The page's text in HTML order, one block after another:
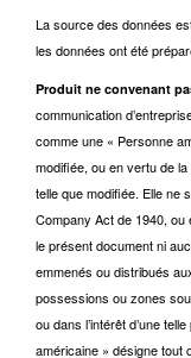
La source des données
les données ont été
Produit ne convenant
communication
comme une « Personne
modifiée, ou en vertu de
telle que modifiée. Elle ne
Company Act de 1940,
le présent document ni
emmenés ou distribués
possessions ou zones
ou dans l’intérêt d’une
américaine » désigne tout